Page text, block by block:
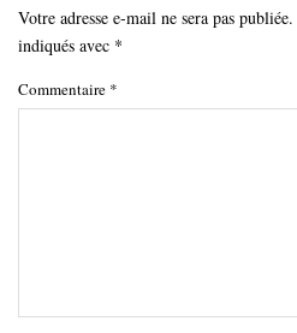
Votre adresse e-mail ne sera pas publiée.
indiqués avec *
Commentaire *